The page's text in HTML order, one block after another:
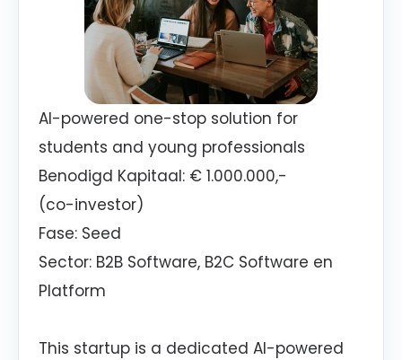
AI-powered one-stop solution for
students and young professionals
Benodigd Kapitaal: € 1.000.000,-
(co-investor)
Fase: Seed
Sector: B2B Software, B2C Software en
Platform
This startup is a dedicated AI-powered